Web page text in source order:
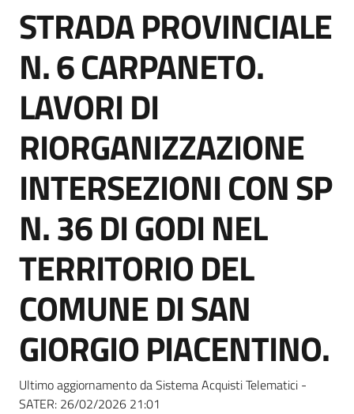
strumenti
di
Supporto
Piattaforme
telematiche
English
site
Seguici
Salta al contenuto
STRADA PROVINCIALE
N. 6 CARPANETO.
LAVORI DI
RIORGANIZZAZIONE
INTERSEZIONI CON SP
N. 36 DI GODI NEL
TERRITORIO DEL
COMUNE DI SAN
GIORGIO PIACENTINO.
Ultimo aggiornamento da Sistema Acquisti Telematici -
SATER: 26/02/2026 21:01